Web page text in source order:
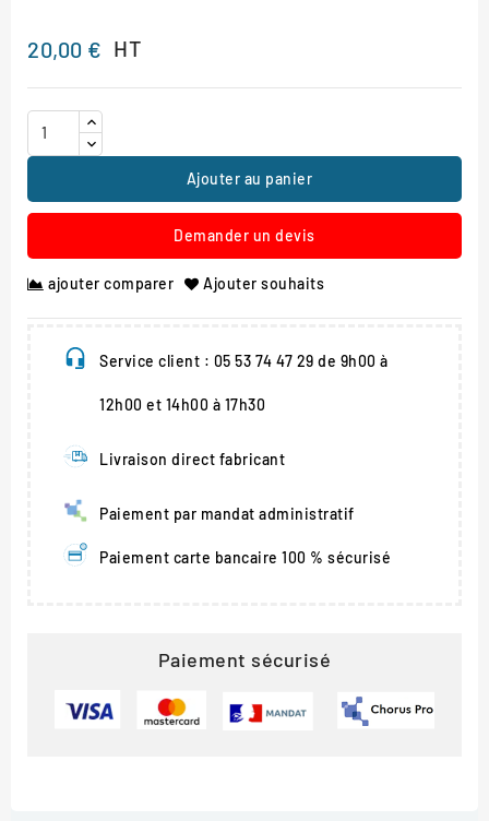
20,00 € HT
Ajouter au panier
Demander un devis
ajouter comparer Ajouter souhaits
Service client : 05 53 74 47 29 de 9h00 à
12h00 et 14h00 à 17h30
Livraison direct fabricant
Paiement par mandat administratif
Paiement carte bancaire 100 % sécurisé
Paiement sécurisé